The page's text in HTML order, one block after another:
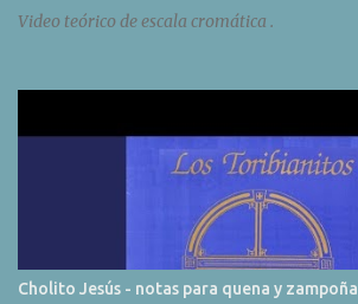
Video teórico de escala cromática .
Cholito Jesús - notas para quena y zampoña